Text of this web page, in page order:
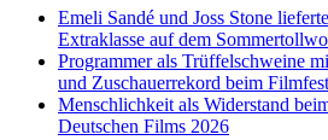
Kino
Emeli Sandé und Joss Stone
Extraklasse auf dem
Programmer als Trüffelschweine
und Zuschauerrekord beim
Menschlichkeit als Widerstand
Deutschen Films 2026